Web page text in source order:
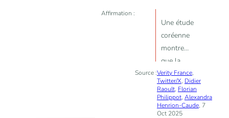
Affirmation :
Une étude
coréenne
montre
que la
vaccination
anti-Covid
cause le
cancer
Source :Verity France,
Twitter/X, Didier
Raoult, Florian
Philippot, Alexandra
Henrion-Caude, 7
Oct 2025